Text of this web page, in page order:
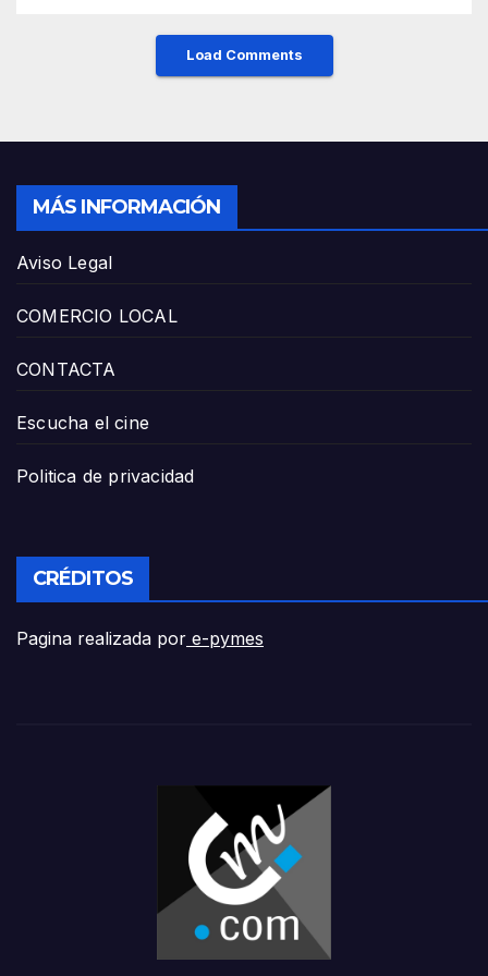
Load Comments
MÁS INFORMACIÓN
Aviso Legal
COMERCIO LOCAL
CONTACTA
Escucha el cine
Politica de privacidad
CRÉDITOS
Pagina realizada por e-pymes